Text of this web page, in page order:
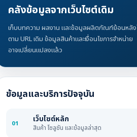
คลังข้อมูลจากเว็บไซต์เดิม
เก็บบทความ ผลงาน และข้อมูลผลิตภัณฑ์ย้อนหลัง
ตาม URL เดิม ข้อมูลสินค้าและเงื่อนไขการจำหน่าย
อาจเปลี่ยนแปลงแล้ว
ข้อมูลและบริการปัจจุบัน
01 เว็บไซต์หลัก
สินค้า โซลูชัน และข้อมูลล่าสุด